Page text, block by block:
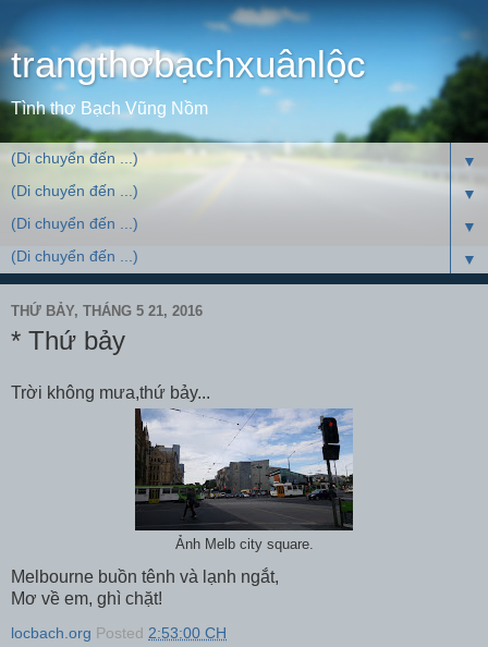
trangthơbạchxuânlộc
Tình thơ Bạch Vũng Nồm
▼
▼
▼
▼
THỨ BẢY, THÁNG 5 21, 2016
* Thứ bảy
Trời không mưa,thứ bảy...
Ảnh Melb city square.
Melbourne buồn tênh và lạnh ngắt,
Mơ về em, ghì chặt!
locbach.org Posted 2:53:00 CH